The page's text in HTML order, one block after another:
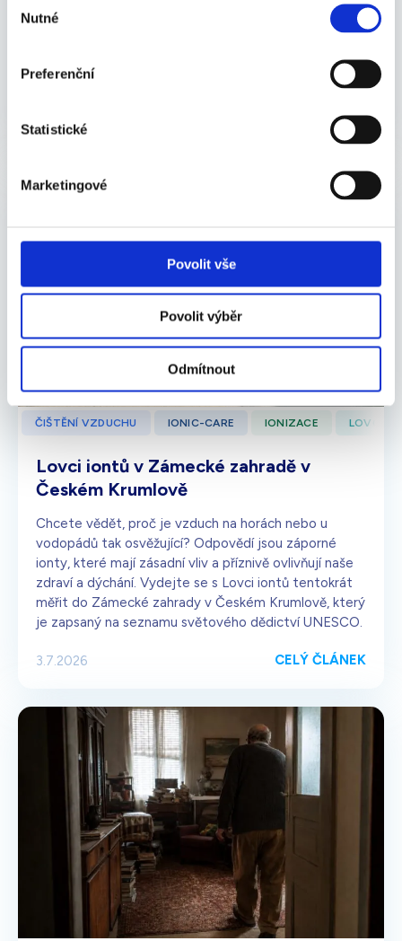
souhlasu
Nutné
Preferenční
Statistické
Marketingové
Povolit vše
Povolit výběr
Odmítnout
Jejich výskyt se však v různých lokalitách dramaticky
průzračnému horskému jezeru Lac de Nino na
7.7.2026 CELÝ ČLÁNEK
ČIŠTĚNÍ VZDUCHU IONIC-CARE IONIZACE LOVCI
Lovci iontů v Zámecké zahradě v
Českém Krumlově
Chcete vědět, proč je vzduch na horách nebo u
vodopádů tak osvěžující? Odpovědí jsou záporné
ionty, které mají zásadní vliv a příznivě ovlivňují naše
zdraví a dýchání. Vydejte se s Lovci iontů tentokrát
měřit do Zámecké zahrady v Českém Krumlově, který
je zapsaný na seznamu světového dědictví UNESCO.
3.7.2026 CELÝ ČLÁNEK